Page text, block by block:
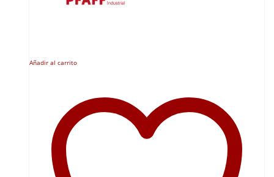
Añadir al carrito